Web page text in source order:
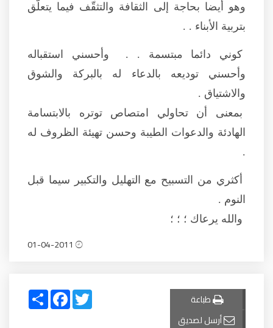
وهو أيضا بحاجة إلى الثقافة والتثقّف فيما يتعلّق
بتربية الأبناء . .
كوني دائما مبتسمة . . وأحسني استقباله
وأحسني توديعه بالدعاء له بالبركة والشوق
والاشتياق .
بمعنى أن تحاولي امتصاص توتره بالابتسامة
الهادئة والدعوات الطيبة وحسن تهيئة الظروف له
.
أكثري من التسبيح مع التهليل والتكبير سيما قبل
النوم .
والله يرعاك ؛ ؛ ؛
طباعة
أرسل لصديق
Share
FacebookTwitter